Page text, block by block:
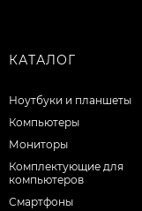
КАТАЛОГ
Ноутбуки и планшеты
Компьютеры
Мониторы
Комплектующие для
компьютеров
Смартфоны